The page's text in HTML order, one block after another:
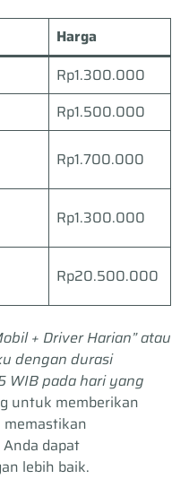
Harga
Rp1.300.000
Rp1.500.000
Rp1.700.000
Rp1.300.000
Rp20.500.000
+ Driver Harian” atau
dengan durasi
WIB pada hari yang
untuk memberikan
dapat
lebih baik.